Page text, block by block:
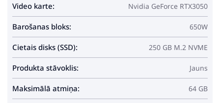
Video karte: Nvidia GeForce RTX3050
Barošanas bloks: 650W
Cietais disks (SSD): 250 GB M.2 NVME
Produkta stāvoklis: Jauns
Maksimālā atmiņa: 64 GB